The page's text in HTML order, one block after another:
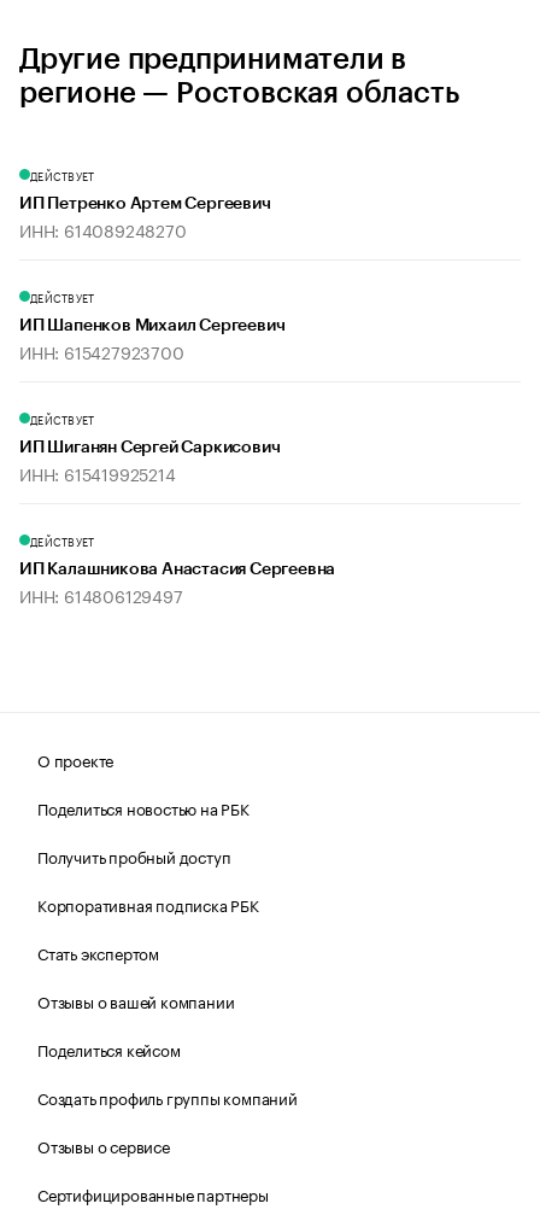
Другие предприниматели в
регионе — Ростовская область
ДЕЙСТВУЕТ
ИП Петренко Артем Сергеевич
ИНН: 614089248270
ДЕЙСТВУЕТ
ИП Шапенков Михаил Сергеевич
ИНН: 615427923700
ДЕЙСТВУЕТ
ИП Шиганян Сергей Саркисович
ИНН: 615419925214
ДЕЙСТВУЕТ
ИП Калашникова Анастасия Сергеевна
ИНН: 614806129497
О проекте
Поделиться новостью на РБК
Получить пробный доступ
Корпоративная подписка РБК
Стать экспертом
Отзывы о вашей компании
Поделиться кейсом
Создать профиль группы компаний
Отзывы о сервисе
Сертифицированные партнеры